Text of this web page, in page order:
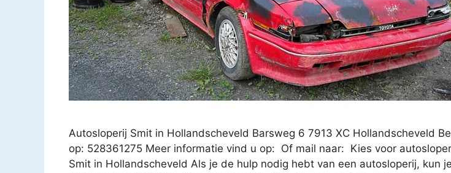
Autosloperij Smit in Hollandscheveld Barsweg 6 7913 XC Hollandscheveld
op: 528361275 Meer informatie vind u op: Of mail naar: Kies voor
Smit in Hollandscheveld Als je de hulp nodig hebt van een autosloperij, kun